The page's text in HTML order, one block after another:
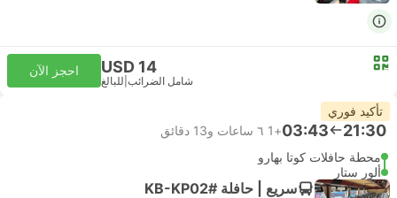
USD 14
شامل الضرائب للبالغ
احجز الآن
تأكيد فوري
21:30
03:43
+1
٦ ساعات و‫13 دقائق
محطة حافلات كوتا بهارو
ألور ستار
سريع | حافلة #KB-KP02